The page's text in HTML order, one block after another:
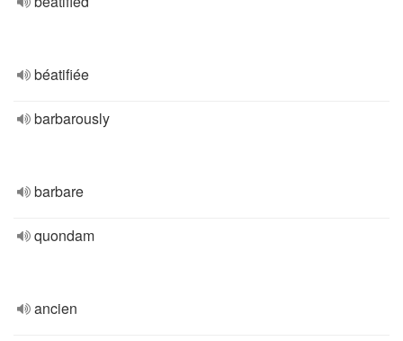
béatifiée
barbarously
barbare
quondam
ancien